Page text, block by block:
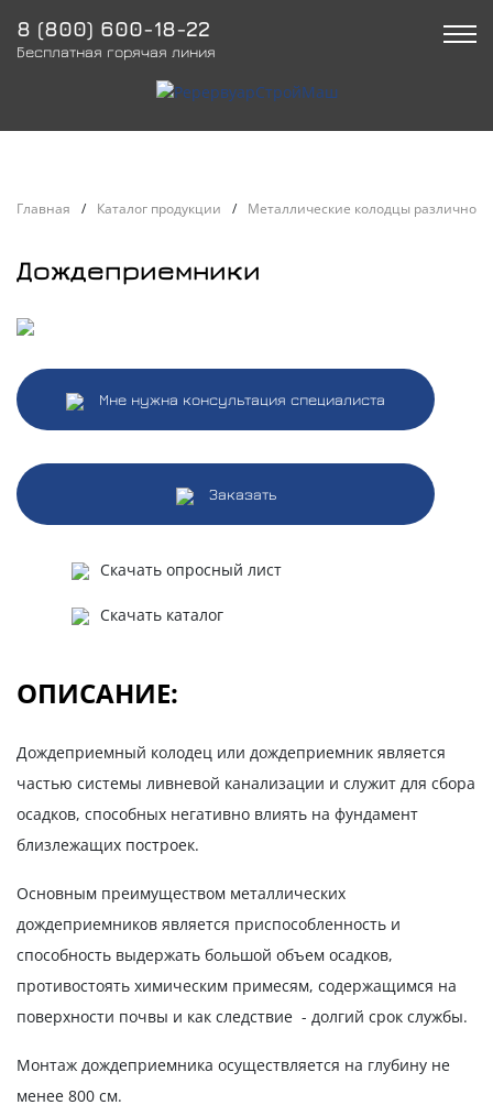
8 (800) 600-18-22
Бесплатная горячая линия
Главная / Каталог продукции / Металлические колодцы
Дождеприемники
Мне нужна консультация специалиста
Заказать
Скачать опросный лист
Скачать каталог
ОПИСАНИЕ:
Дождеприемный колодец или дождеприемник является
частью системы ливневой канализации и служит для сбора
осадков, способных негативно влиять на фундамент
близлежащих построек.
Основным преимуществом металлических
дождеприемников является приспособленность и
способность выдержать большой объем осадков,
противостоять химическим примесям, содержащимся на
поверхности почвы и как следствие - долгий срок службы.
Монтаж дождеприемника осуществляется на глубину не
менее 800 см.